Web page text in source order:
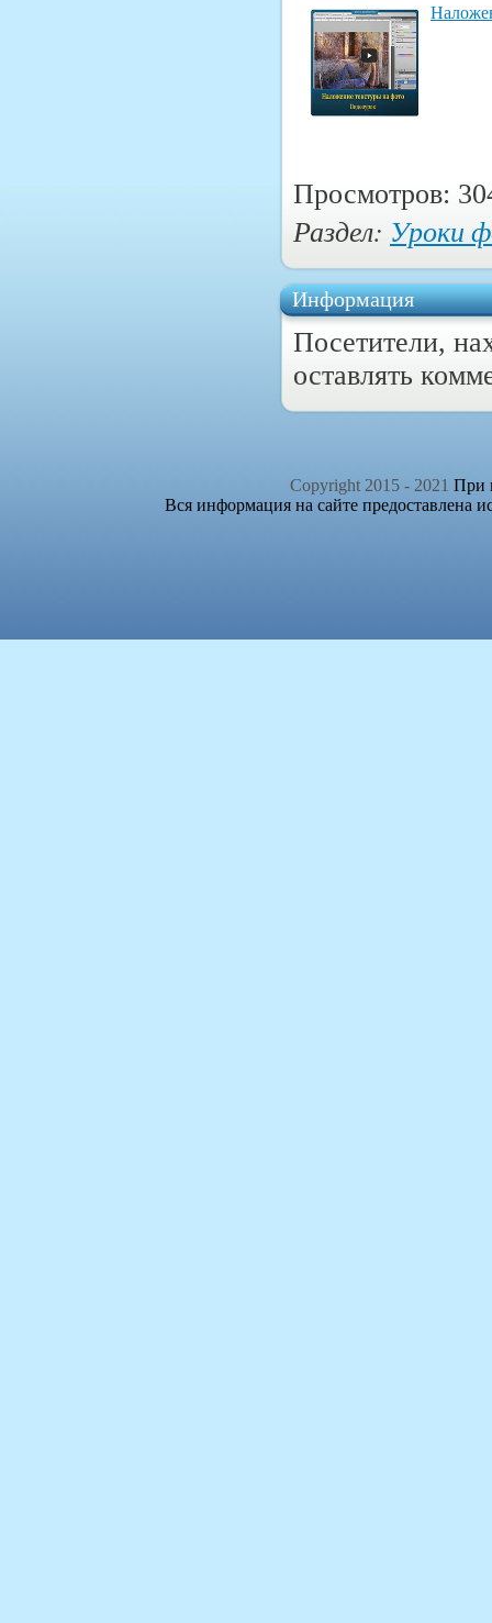
Просмотров:
Раздел: Уроки
Информация
Посетители,
оставлять
Copyright 2015 - 2021 При
Вся информация на сайте предоставлена